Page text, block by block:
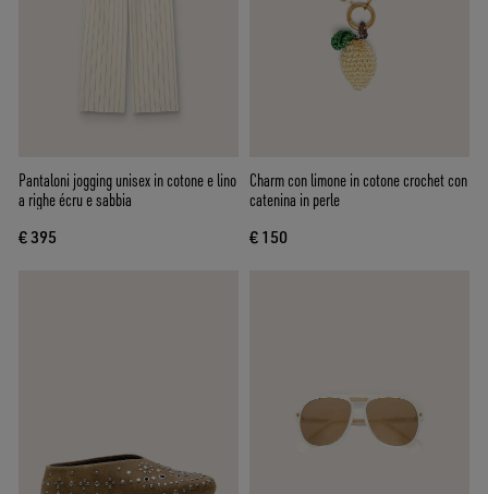
Pantaloni jogging unisex in cotone e lino
a righe écru e sabbia
€ 395
Charm con limone in cotone crochet con
catenina in perle
€ 150